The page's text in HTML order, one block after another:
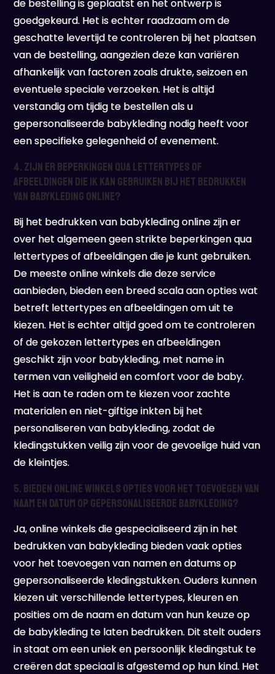
de bestelling is geplaatst en het ontwerp is
goedgekeurd. Het is echter raadzaam om de
geschatte levertijd te controleren bij het plaatsen
van de bestelling, aangezien deze kan variëren
afhankelijk van factoren zoals drukte, seizoen en
eventuele speciale verzoeken. Het is altijd
verstandig om tijdig te bestellen als u
gepersonaliseerde babykleding nodig heeft voor
een specifieke gelegenheid of evenement.
4. Zijn er beperkingen qua lettertypes of
afbeeldingen die ik kan gebruiken bij het bedrukken
van babykleding online?
Bij het bedrukken van babykleding online zijn er
over het algemeen geen strikte beperkingen qua
lettertypes of afbeeldingen die je kunt gebruiken.
De meeste online winkels die deze service
aanbieden, bieden een breed scala aan opties wat
betreft lettertypes en afbeeldingen om uit te
kiezen. Het is echter altijd goed om te controleren
of de gekozen lettertypes en afbeeldingen
geschikt zijn voor babykleding, met name in
termen van veiligheid en comfort voor de baby.
Het is aan te raden om te kiezen voor zachte
materialen en niet-giftige inkten bij het
personaliseren van babykleding, zodat de
kledingstukken veilig zijn voor de gevoelige huid van
de kleintjes.
5. Bieden online winkels opties voor het toevoegen van
naam en datum op gepersonaliseerde babykleding?
Ja, online winkels die gespecialiseerd zijn in het
bedrukken van babykleding bieden vaak opties
voor het toevoegen van namen en datums op
gepersonaliseerde kledingstukken. Ouders kunnen
kiezen uit verschillende lettertypes, kleuren en
posities om de naam en datum van hun keuze op
de babykleding te laten bedrukken. Dit stelt ouders
in staat om een uniek en persoonlijk kledingstuk te
creëren dat speciaal is afgestemd op hun kind. Het